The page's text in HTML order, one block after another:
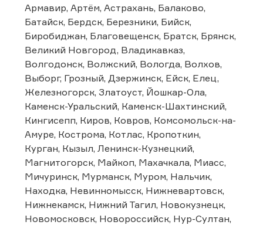
Армавир, Артём, Астрахань, Балаково,
Батайск, Бердск, Березники, Бийск,
Биробиджан, Благовещенск, Братск, Брянск,
Великий Новгород, Владикавказ,
Волгодонск, Волжский, Вологда, Волхов,
Выборг, Грозный, Дзержинск, Ейск, Елец,
Железногорск, Златоуст, Йошкар-Ола,
Каменск-Уральский, Каменск-Шахтинский,
Кингисепп, Киров, Ковров, Комсомольск-на-
Амуре, Кострома, Котлас, Кропоткин,
Курган, Кызыл, Ленинск-Кузнецкий,
Магнитогорск, Майкоп, Махачкала, Миасс,
Мичуринск, Мурманск, Муром, Нальчик,
Находка, Невинномысск, Нижневартовск,
Нижнекамск, Нижний Тагил, Новокузнецк,
Новомосковск, Новороссийск, Нур-Султан,